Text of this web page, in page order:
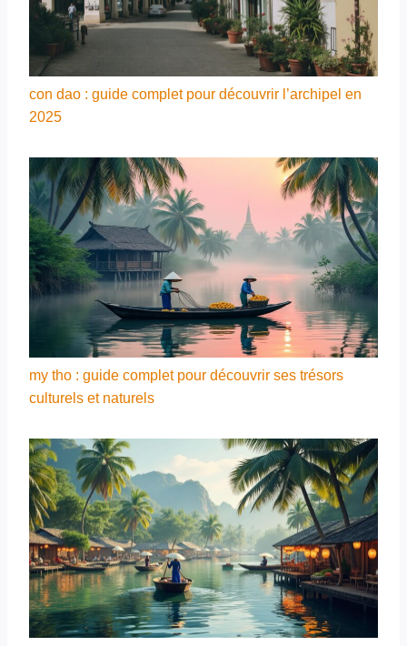
con dao : guide complet pour découvrir l’archipel en
2025
my tho : guide complet pour découvrir ses trésors
culturels et naturels